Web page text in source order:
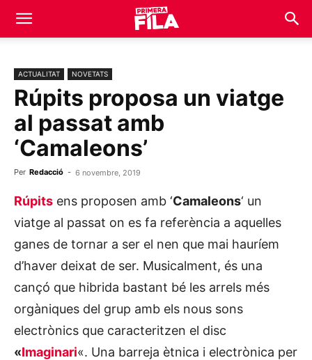
ACTUALITAT NOVETATS
Rúpits proposa un viatge
al passat amb
‘Camaleons’
Per Redacció - 6 novembre, 2019
Rúpits ens proposen amb ‘Camaleons‘ un
viatge al passat on es fa referència a aquelles
ganes de tornar a ser el nen que mai hauríem
d’haver deixat de ser. Musicalment, és una
cançó que hibrida bastant bé les arrels més
orgàniques del grup amb els nous sons
electrònics que caracteritzen el disc
«Imaginari«. Una barreja ètnica i electrònica per